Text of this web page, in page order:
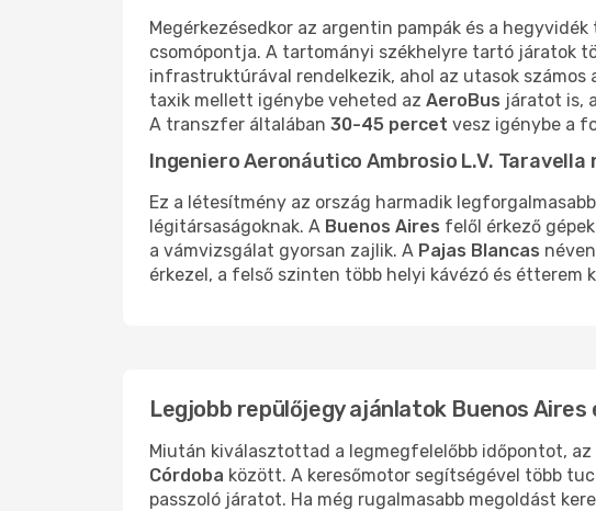
Megérkezésedkor az argentin pampák és a
csomópontja. A tartományi székhelyre tartó járatok
infrastruktúrával rendelkezik, ahol az utasok
taxik mellett igénybe veheted az AeroBus járatot is,
A transzfer általában 30-45 percet vesz igénybe a
Ingeniero Aeronáutico Ambrosio L.V.
Ez a létesítmény az ország harmadik
légitársaságoknak. A Buenos Aires felől érkező
a vámvizsgálat gyorsan zajlik. A Pajas Blancas
érkezel, a felső szinten több helyi kávézó és
Legjobb repülőjegy ajánlatok Buenos
Miután kiválasztottad a legmegfelelőbb időpontot, az
Córdoba között. A keresőmotor segítségével több
passzoló járatot. Ha még rugalmasabb megoldást